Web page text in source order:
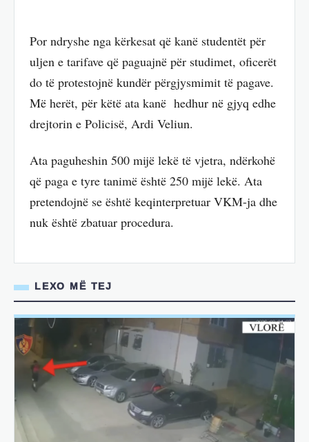
Por ndryshe nga kërkesat që kanë studentët për
uljen e tarifave që paguajnë për studimet, oficerët
do të protestojnë kundër përgjysmimit të pagave.
Më herët, për këtë ata kanë hedhur në gjyq edhe
drejtorin e Policisë, Ardi Veliun.
Ata paguheshin 500 mijë lekë të vjetra, ndërkohë
që paga e tyre tanimë është 250 mijë lekë. Ata
pretendojnë se është keqinterpretuar VKM-ja dhe
nuk është zbatuar procedura.
LEXO MË TEJ